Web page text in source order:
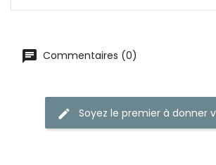
Commentaires (0)
Soyez le premier à donner